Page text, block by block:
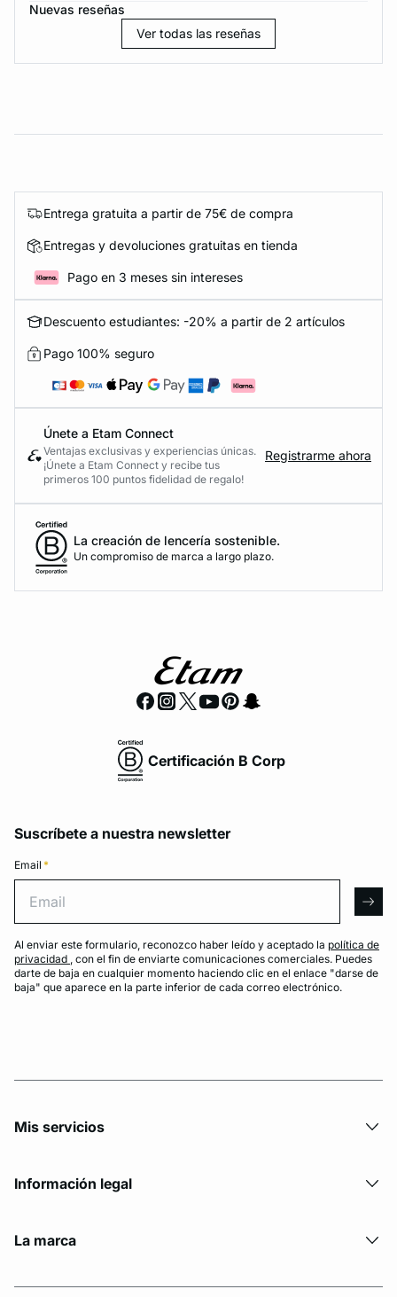
Nuevas reseñas
Ver todas las reseñas
Entrega gratuita a partir de 75€ de compra
Entregas y devoluciones gratuitas en tienda
Pago en 3 meses sin intereses
Descuento estudiantes: -20% a partir de 2 artículos
Pago 100% seguro
Únete a Etam Connect
Ventajas exclusivas y experiencias únicas.
¡Únete a Etam Connect y recibe tus
primeros 100 puntos fidelidad de regalo!
Registrarme ahora
La creación de lencería sostenible.
Un compromiso de marca a largo plazo.
Certificación B Corp
Suscríbete a nuestra newsletter
Email *
Al enviar este formulario, reconozco haber leído y aceptado la política de
privacidad , con el fin de enviarte comunicaciones comerciales. Puedes
darte de baja en cualquier momento haciendo clic en el enlace "darse de
baja" que aparece en la parte inferior de cada correo electrónico.
Mis servicios
Información legal
La marca